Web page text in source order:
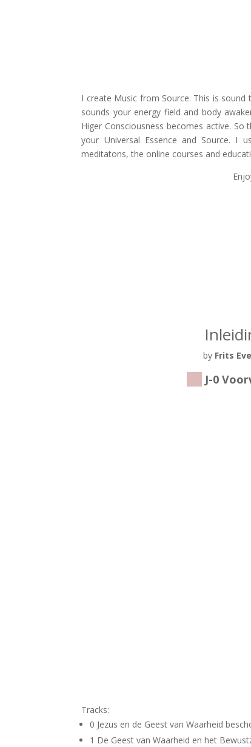
I create Music from Source. This is sound
sounds your energy field and body
Higer Consciousness becomes active.
your Universal Essence and Source. I
meditatons, the online courses and
by Frits
J-0
Tracks:
0 Jezus en de Geest van Waarheid
1 De Geest van Waarheid en het